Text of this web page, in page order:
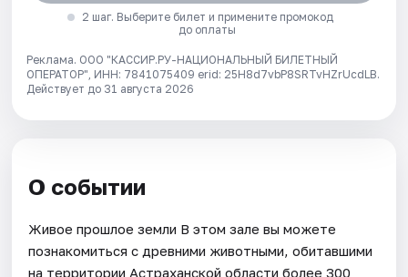
2 шаг. Выберите билет и примените промокод
до оплаты
Реклама. ООО "КАССИР.РУ-НАЦИОНАЛЬНЫЙ БИЛЕТНЫЙ
ОПЕРАТОР", ИНН: 7841075409 erid: 25H8d7vbP8SRTvHZrUcdLB.
Действует до 31 августа 2026
О событии
Живое прошлое земли В этом зале вы можете
познакомиться с древними животными, обитавшими
на территории Астраханской области более 300